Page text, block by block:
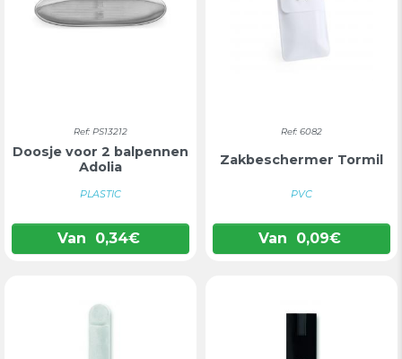
Ref: PS13212
Doosje voor 2 balpennen
Adolia
PLASTIC
Van 0,34€
Ref: 6082
Zakbeschermer Tormil
PVC
Van 0,09€